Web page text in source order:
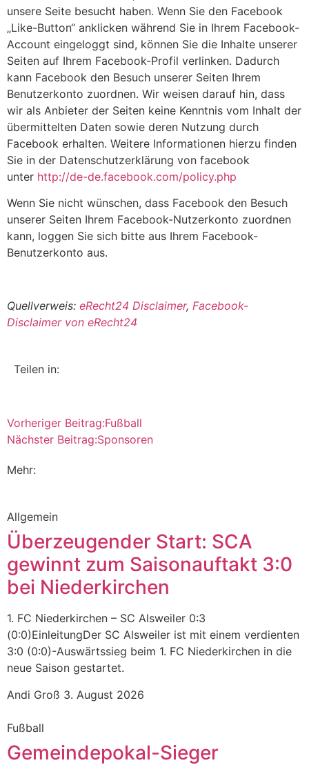
unsere Seite besucht haben. Wenn Sie den Facebook
„Like-Button“ anklicken während Sie in Ihrem Facebook-
Account eingeloggt sind, können Sie die Inhalte unserer
Seiten auf Ihrem Facebook-Profil verlinken. Dadurch
kann Facebook den Besuch unserer Seiten Ihrem
Benutzerkonto zuordnen. Wir weisen darauf hin, dass
wir als Anbieter der Seiten keine Kenntnis vom Inhalt der
übermittelten Daten sowie deren Nutzung durch
Facebook erhalten. Weitere Informationen hierzu finden
Sie in der Datenschutzerklärung von facebook
unter http://de-de.facebook.com/policy.php
Wenn Sie nicht wünschen, dass Facebook den Besuch
unserer Seiten Ihrem Facebook-Nutzerkonto zuordnen
kann, loggen Sie sich bitte aus Ihrem Facebook-
Benutzerkonto aus.
Quellverweis: eRecht24 Disclaimer, Facebook-
Disclaimer von eRecht24
Teilen in:
Vorheriger Beitrag:Fußball
Nächster Beitrag:Sponsoren
Mehr:
Allgemein
Überzeugender Start: SCA
gewinnt zum Saisonauftakt 3:0
bei Niederkirchen
1. FC Niederkirchen – SC Alsweiler 0:3
(0:0)EinleitungDer SC Alsweiler ist mit einem verdienten
3:0 (0:0)-Auswärtssieg beim 1. FC Niederkirchen in die
neue Saison gestartet.
Andi Groß 3. August 2026
Fußball
Gemeindepokal-Sieger